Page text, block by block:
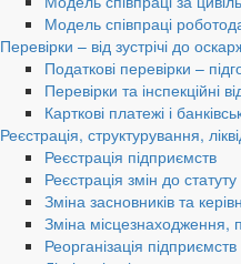
Модель співпраці
Перевірки – від зустрічі до
Податкові перевірки –
Перевірки та інспекційні
Карткові платежі і
Реєстрація, структурування,
Реєстрація підприємств
Реєстрація змін до статуту
Зміна засновників та
Зміна місцезнаходження,
Реорганізація підприємств